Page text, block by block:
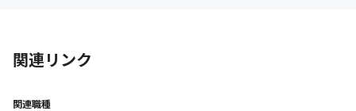
関連リンク
関連職種